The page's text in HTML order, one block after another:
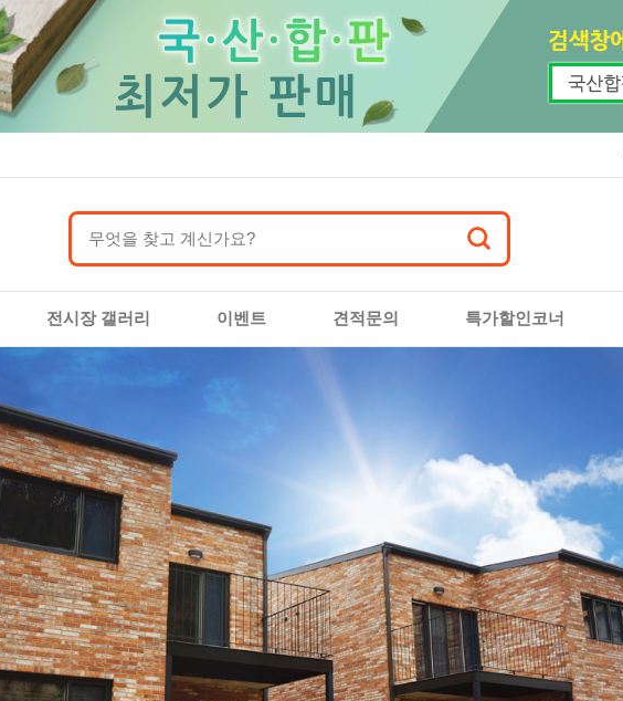
전시장 갤러리 이벤트 견적문의 특가할인코너